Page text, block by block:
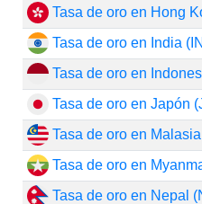
Tasa de oro en Hong
Tasa de oro en India
Tasa de oro en
Tasa de oro en Japón
Tasa de oro en
Tasa de oro en
Tasa de oro en Nepal